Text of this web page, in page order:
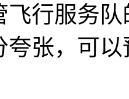
飞行服务
夸张，可